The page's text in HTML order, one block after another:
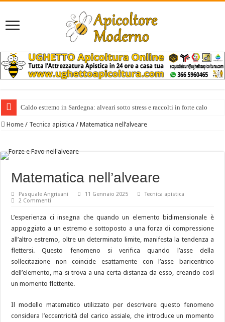
Caldo estremo in Sardegna: alveari sotto stress e raccolti in forte calo
Home / Tecnica apistica / Matematica nell’alveare
Matematica nell’alveare
Pasquale Angrisani 11 Gennaio 2025
Tecnica apistica
2 Commenti
L’esperienza ci insegna che quando un elemento bidimensionale è
appoggiato a un estremo e sottoposto a una forza di compressione
all’altro estremo, oltre un determinato limite, manifesta la tendenza a
flettersi. Questo fenomeno si verifica quando l’asse della
sollecitazione non coincide esattamente con l’asse baricentrico
dell’elemento, ma si trova a una certa distanza da esso, creando così
un momento flettente.
Il modello matematico utilizzato per descrivere questo fenomeno
considera l’eccentricità del carico assiale, che introduce un momento